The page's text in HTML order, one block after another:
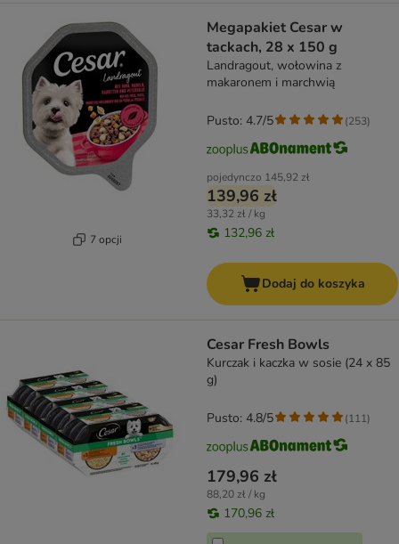
7 opcji
Megapakiet Cesar w
tackach, 28 x 150 g
Landragout, wołowina z
makaronem i marchwią
pojedynczo 145,92 zł
139,96 zł
33,32 zł / kg
132,96 zł
Pusto: 4.7/5 (253)
Dodaj do koszyka
Cesar Fresh Bowls
Kurczak i kaczka w sosie (24 x 85
g)
179,96 zł
88,20 zł / kg
170,96 zł
Pusto: 4.8/5 (111)